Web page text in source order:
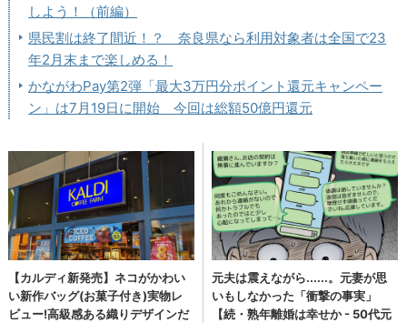
しよう！（前編）
県民割は終了間近！？ 奈良県なら利用対象者は全国で23
年2月末まで楽しめる！
かながわPay第2弾「最大3万円分ポイント還元キャンペー
ン」は7月19日に開始 今回は総額50億円還元